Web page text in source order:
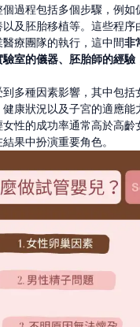
過程包括多個步驟，例如
及胚胎移植等。這些程序
療團隊的執行，這中間非
室的儀器、胚胎師的經驗
多種因素影響，其中包括
康狀況以及子宮的適應能
性的成功率通常高於高齡
果中扮演重要角色。